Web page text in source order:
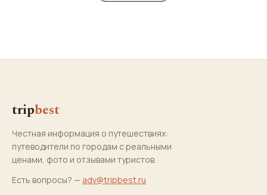
tripbest
Честная информация о путешествиях:
путеводители по городам с реальными
ценами, фото и отзывами туристов.
Есть вопросы? — adv@tripbest.ru